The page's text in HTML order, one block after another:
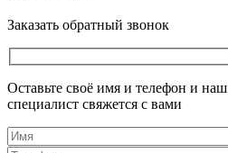
Заказать обратный звонок
Оставьте своё имя и телефон и наш
специалист свяжется с вами